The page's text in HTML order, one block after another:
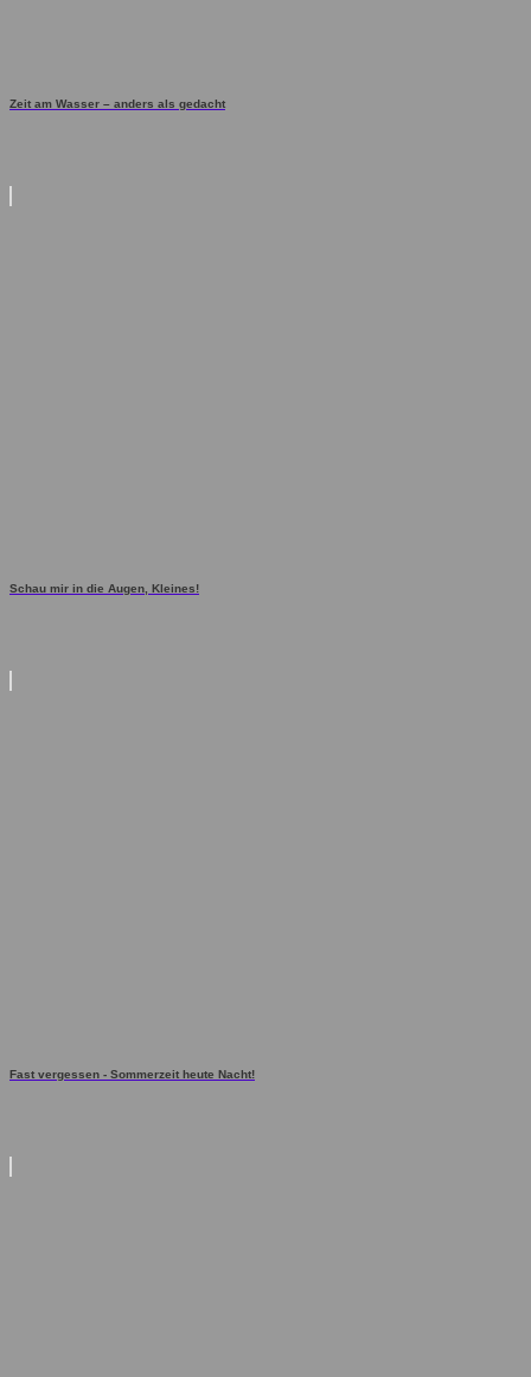
Zeit am Wasser – anders als gedacht
Schau mir in die Augen, Kleines!
Fast vergessen - Sommerzeit heute Nacht!